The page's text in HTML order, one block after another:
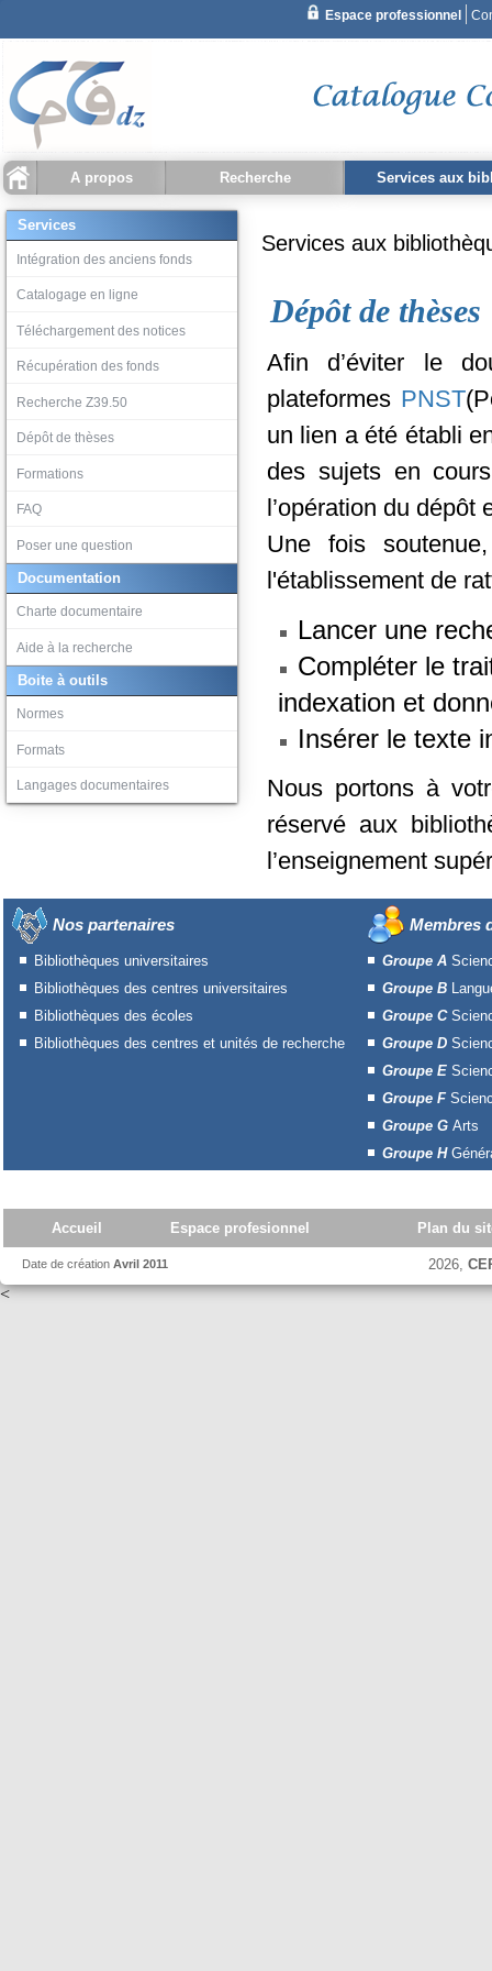
A propos
Qu'est ce que CCDZ ?
Statistiques
Recherche
Recherche document
Recherche avancée
Recherche bibliothèque
Historique recherche
Services aux
Services
Intégration des anciens fonds
Catalogage en ligne
Téléchargement des notices
Récupération des fonds
Recherche Z39.50
Dépôt de thèses
Formations
FAQ
Poser une question
Documentation
Charte documentaire
Aide à la recherche
Boite à outils
Normes
Formats
Langages documentaires
Services aux
Dépôt de thèses
Afin d’éviter le
plateformes PNST
un lien a été établi
des sujets en
l’opération du
Une fois
l'établissement de
Lancer une
Compléter le
indexation et
Insérer le texte
Nous portons à
réservé aux
l’enseignement
Nos partenaires
Bibliothèques universitaires
Bibliothèques des centres universitaires
Bibliothèques des écoles
Bibliothèques des centres et unités de recherche
Membres
Groupe A
Groupe B
Groupe C
Groupe D
Groupe E
Groupe F
Groupe G Arts
Groupe H
Accueil Espace profesionnel Plan du
Date de création Avril 2011 2026,
<